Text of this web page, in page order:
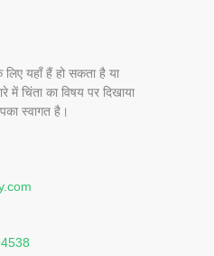
यहाँ हैं हो सकता है या
में चिंता का विषय पर दिखाया
स्वागत है।